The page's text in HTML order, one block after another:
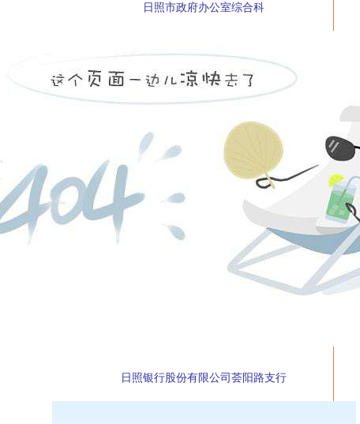
日照市政府办公室综合科
日照银行股份有限公司荟阳路支行